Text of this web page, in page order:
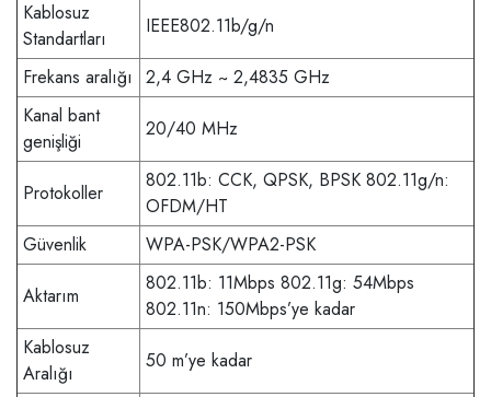
Kablosuz
Standartları
IEEE802.11b/g/n
Frekans aralığı
2,4 GHz ~ 2,4835 GHz
Kanal bant
genişliği
20/40 MHz
Protokoller
802.11b: CCK, QPSK, BPSK 802.11g/n:
OFDM/HT
Güvenlik
WPA-PSK/WPA2-PSK
Aktarım
802.11b: 11Mbps 802.11g: 54Mbps
802.11n: 150Mbps’ye kadar
Kablosuz
Aralığı
50 m’ye kadar